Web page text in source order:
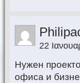
22
Нужен
офиса и